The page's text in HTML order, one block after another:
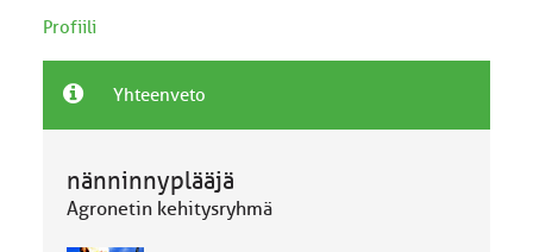
Profiili
Yhteenveto
nänninnyplääjä
Agronetin kehitysryhmä